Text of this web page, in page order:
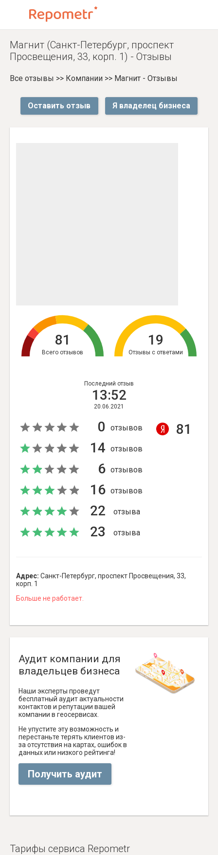
Магнит (Санкт-Петербург, проспект
Просвещения, 33, корп. 1) - Отзывы
Все отзывы >> Компании >> Магнит - Отзывы
Оставить отзыв Я владелец бизнеса
Всего отзывов
81
Отзывы с ответами
19
Последний отзыв
13:52
20.06.2021
0 отзывов
14 отзывов
6 отзывов
16 отзывов
22 отзыва
23 отзыва
81
Адрес: Санкт-Петербург, проспект Просвещения, 33,
корп. 1
Больше не работает.
Аудит компании для
владельцев бизнеса
Наши эксперты проведут
бесплатный аудит актуальности
контактов и репутации вашей
компании в геосервисах.
Не упустите эту возможность и
перестаньте терять клиентов из-
за отсутствия на картах, ошибок в
данных или низкого рейтинга!
Получить аудит
Тарифы сервиса Repometr